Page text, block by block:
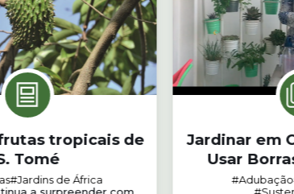
tropicais de
Tomé
#Jardins de África
a surpreender com
Jardinar em
Usar
#Adubação